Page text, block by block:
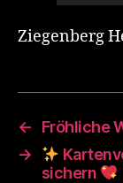
Ziegenberg
←
Fröhliche
→
sichern